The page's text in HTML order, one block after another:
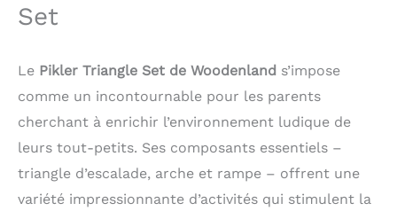
ensemble, de multiples
façons de jouer.
Transformez ce triangle
de Pikler pour tout-
petits en triangle
d'escalade, arche,
poutre d'équilibre,
tunnel de jeu, arche à
Set
Le Pikler Triangle Set de Woodenland s’impose
comme un incontournable pour les parents
cherchant à enrichir l’environnement ludique de
leurs tout-petits. Ses composants essentiels –
triangle d’escalade, arche et rampe – offrent une
variété impressionnante d’activités qui stimulent la